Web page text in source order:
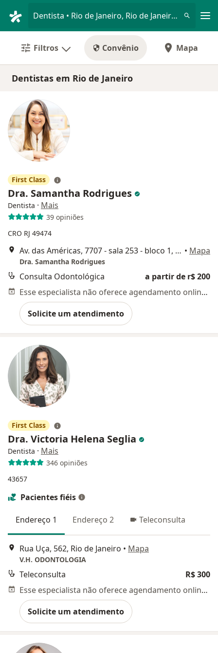
Dentista • Rio de Janeiro, Rio de Janeiro RJ
Filtros Convênio Mapa
Dentistas em Rio de Janeiro
First Class
Dra. Samantha Rodrigues
Dentista · Mais
39 opiniões
CRO RJ 49474
Av. das Américas, 7707 - sala 253 - bloco 1, Rio de Janeiro • Mapa
Dra. Samantha Rodrigues
Consulta Odontológica
a partir de r$ 200
Esse especialista não oferece agendamento online para esse endereço.
Solicite um atendimento
First Class
Dra. Victoria Helena Seglia
Dentista · Mais
346 opiniões
43657
Pacientes fiéis
Endereço 1 Endereço 2 Teleconsulta
Rua Uça, 562, Rio de Janeiro • Mapa
V.H. ODONTOLOGIA
Teleconsulta
R$ 300
Esse especialista não oferece agendamento online para esse endereço.
Solicite um atendimento